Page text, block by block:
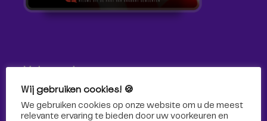
Volg ons!
Volg Omroep Tilburg niet alleen hier, maar ook via social
media!
Wij gebruiken cookies! 🍪
We gebruiken cookies op onze website om u de meest
relevante ervaring te bieden door uw voorkeuren en